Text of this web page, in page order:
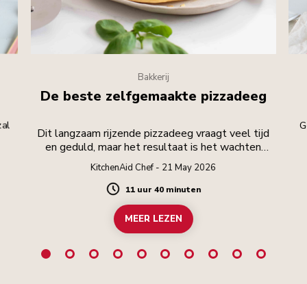
Bakkerij
De beste zelfgemaakte pizzadeeg
Dit langzaam rijzende pizzadeeg vraagt veel tijd
en geduld, maar het resultaat is het wachten
waard.
KitchenAid Chef - 21 May 2026
Duration
11 uur 40 minuten
MEER LEZEN